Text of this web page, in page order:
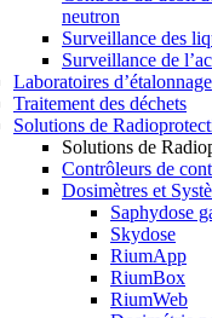
neutron
Surveillance des
Surveillance de
Laboratoires d’étalonnage
Traitement des déchets
Solutions de
Solutions de
Contrôleurs de
Dosimètres et
Saphydose
Skydose
RiumApp
RiumBox
RiumWeb